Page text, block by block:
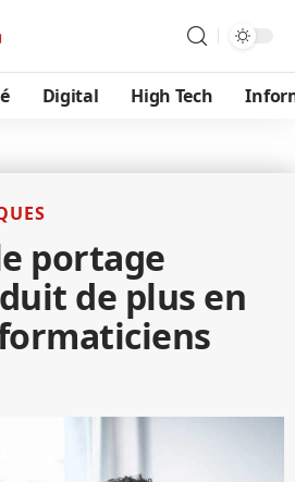
Digital High Tech
portage
de plus en